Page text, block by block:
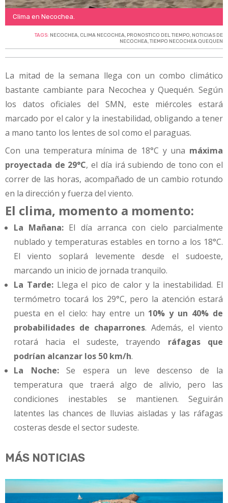
Clima en Necochea.
TAGS: NECOCHEA, CLIMA NECOCHEA, PRONOSTICO DEL TIEMPO, NOTICIAS DE
NECOCHEA,TIEMPO NECOCHEA QUEQUEN
La mitad de la semana llega con un combo climático
bastante cambiante para Necochea y Quequén. Según
los datos oficiales del SMN, este miércoles estará
marcado por el calor y la inestabilidad, obligando a tener
a mano tanto los lentes de sol como el paraguas.
Con una temperatura mínima de 18°C y una máxima
proyectada de 29°C, el día irá subiendo de tono con el
correr de las horas, acompañado de un cambio rotundo
en la dirección y fuerza del viento.
El clima, momento a momento:
La Mañana: El día arranca con cielo parcialmente
nublado y temperaturas estables en torno a los 18°C.
El viento soplará levemente desde el sudoeste,
marcando un inicio de jornada tranquilo.
La Tarde:Llega el pico de calor y la inestabilidad. El
termómetro tocará los 29°C, pero la atención estará
puesta en el cielo: hay entre un 10% y un 40% de
probabilidades de chaparrones. Además, el viento
rotará hacia el sudeste, trayendo ráfagas que
podrían alcanzar los 50 km/h.
La Noche:Se espera un leve descenso de la
temperatura que traerá algo de alivio, pero las
condiciones inestables se mantienen. Seguirán
latentes las chances de lluvias aisladas y las ráfagas
costeras desde el sector sudeste.
MÁS NOTICIAS